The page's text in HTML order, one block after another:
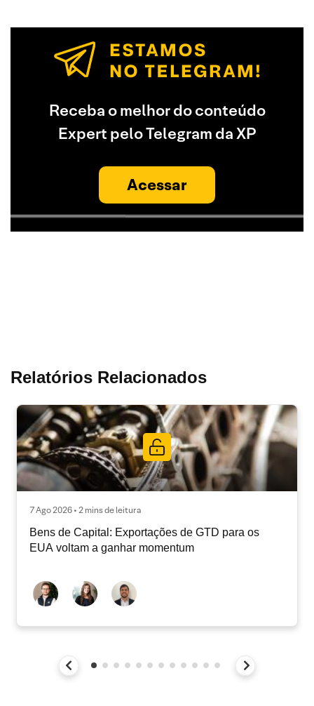
Receba o melhor do conteúdo
Expert pelo Telegram da XP
Acessar
Relatórios Relacionados
7 Ago 2026 • 2 mins de leitura
Bens de Capital: Exportações de GTD para os
EUA voltam a ganhar momentum